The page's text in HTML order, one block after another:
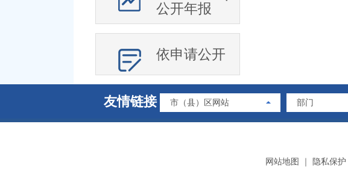
公开年报
依申请公开
友情链接 市（县）区网站 部门
网站地图 ｜ 隐私保护